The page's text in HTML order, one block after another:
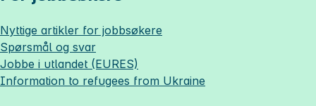
Nyttige artikler for jobbsøkere
Spørsmål og svar
Jobbe i utlandet (EURES)
Information to refugees from Ukraine